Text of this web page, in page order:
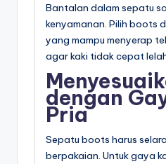
Bantalan dalam sepatu
kenyamanan. Pilih boots
yang mampu menyerap
agar kaki tidak cepat
dengan
Pria
Sepatu boots harus
berpakaian. Untuk gaya